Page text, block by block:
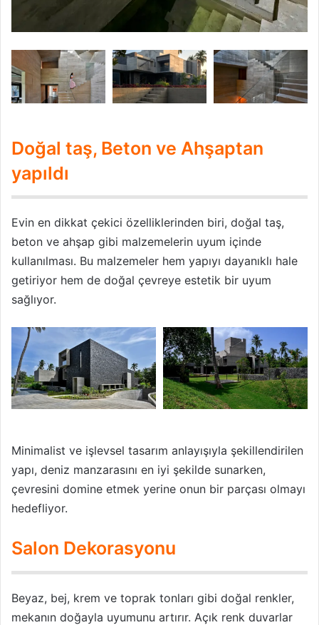
Doğal taş, Beton ve Ahşaptan
yapıldı
Evin en dikkat çekici özelliklerinden biri, doğal taş,
beton ve ahşap gibi malzemelerin uyum içinde
kullanılması. Bu malzemeler hem yapıyı dayanıklı hale
getiriyor hem de doğal çevreye estetik bir uyum
sağlıyor.
Minimalist ve işlevsel tasarım anlayışıyla şekillendirilen
yapı, deniz manzarasını en iyi şekilde sunarken,
çevresini domine etmek yerine onun bir parçası olmayı
hedefliyor.
Salon Dekorasyonu
Beyaz, bej, krem ve toprak tonları gibi doğal renkler,
mekanın doğayla uyumunu artırır. Açık renk duvarlar